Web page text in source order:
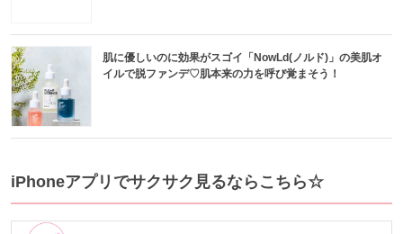
肌に優しいのに効果がスゴイ「NowLd(ノルド)」の美肌オ
イルで脱ファンデ♡肌本来の力を呼び覚まそう！
iPhoneアプリでサクサク見るならこちら☆